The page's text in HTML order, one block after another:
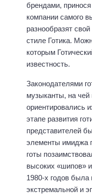
брендами,
компании самого
разнообразят
стиле Готика.
которым
известность.
Законодателями
музыканты, на
ориентировались
этапе развития
представителей
элементы имиджа
готы
высоких «шипов»
1980-х годов была
экстремальной и